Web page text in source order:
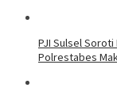
PJI Sulsel
Polrestabes